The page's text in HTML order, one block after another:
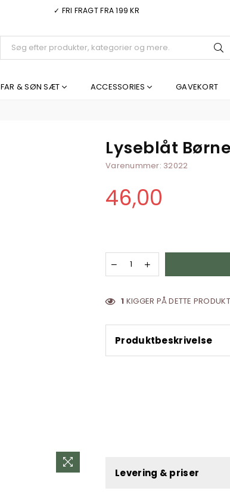
✓ FRI FRAGT FRA 199 KR
FAR & SØN SÆT ACCESSORIES GAVEKORT
Lyseblåt
Varenummer: 32022
Normal
46,00
1 KIGGER PÅ DETTE
Produktbeskrivelse
Levering & priser